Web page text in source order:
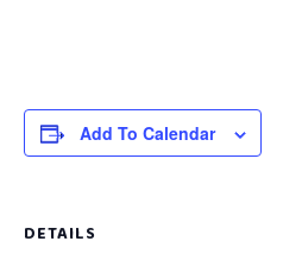
Add To Calendar
DETAILS